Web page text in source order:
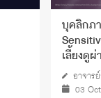
บุคลิกภ
เลี้ยงดู
อาจาร
03